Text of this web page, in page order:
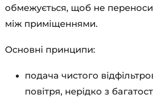
обмежується, щоб не
між приміщеннями.
Основні принципи:
подача чистого
повітря, нерідко з